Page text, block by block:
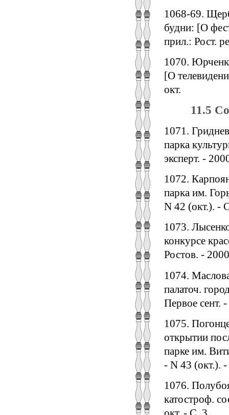
1068-69.
будни: [О
прил.: Рост.
1070.
[О
окт.
11.5
1071.
парка
эксперт. -
1072.
парка им.
N 42 (окт.). -
1073.
конкурсе
Ростов. -
1074.
палаточ.
Первое сент.
1075.
открытии
парке им.
- N 43 (окт.).
1076.
катостроф.